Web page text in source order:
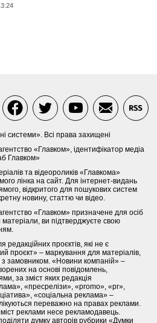
системи». Всі права захищені
«Главком», ідентифікатор медіа
Главком»
та відеороликів «Главкома»
лінка на сайт. Для інтернет-видань
відкритого для пошукових систем
новину, статтю чи відео.
«Главком» призначене для осіб
ви підтверджуєте свою
проєктів, які не є
проєкт» – маркування для матеріалів,
замовником. «Новини компаній» –
на основі повідомлень,
за зміст яких редакція
«пресрелізи», «promo», «pr»,
«соціальна реклама» –
переважно на правах реклами.
реклами несе рекламодавець.
думку авторів рубрики «Думки